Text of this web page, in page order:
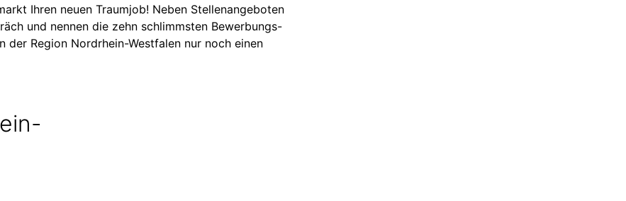
Ihren neuen Traumjob! Neben Stellenangeboten
und nennen die zehn schlimmsten Bewerbungs-
der Region Nordrhein-Westfalen nur noch einen